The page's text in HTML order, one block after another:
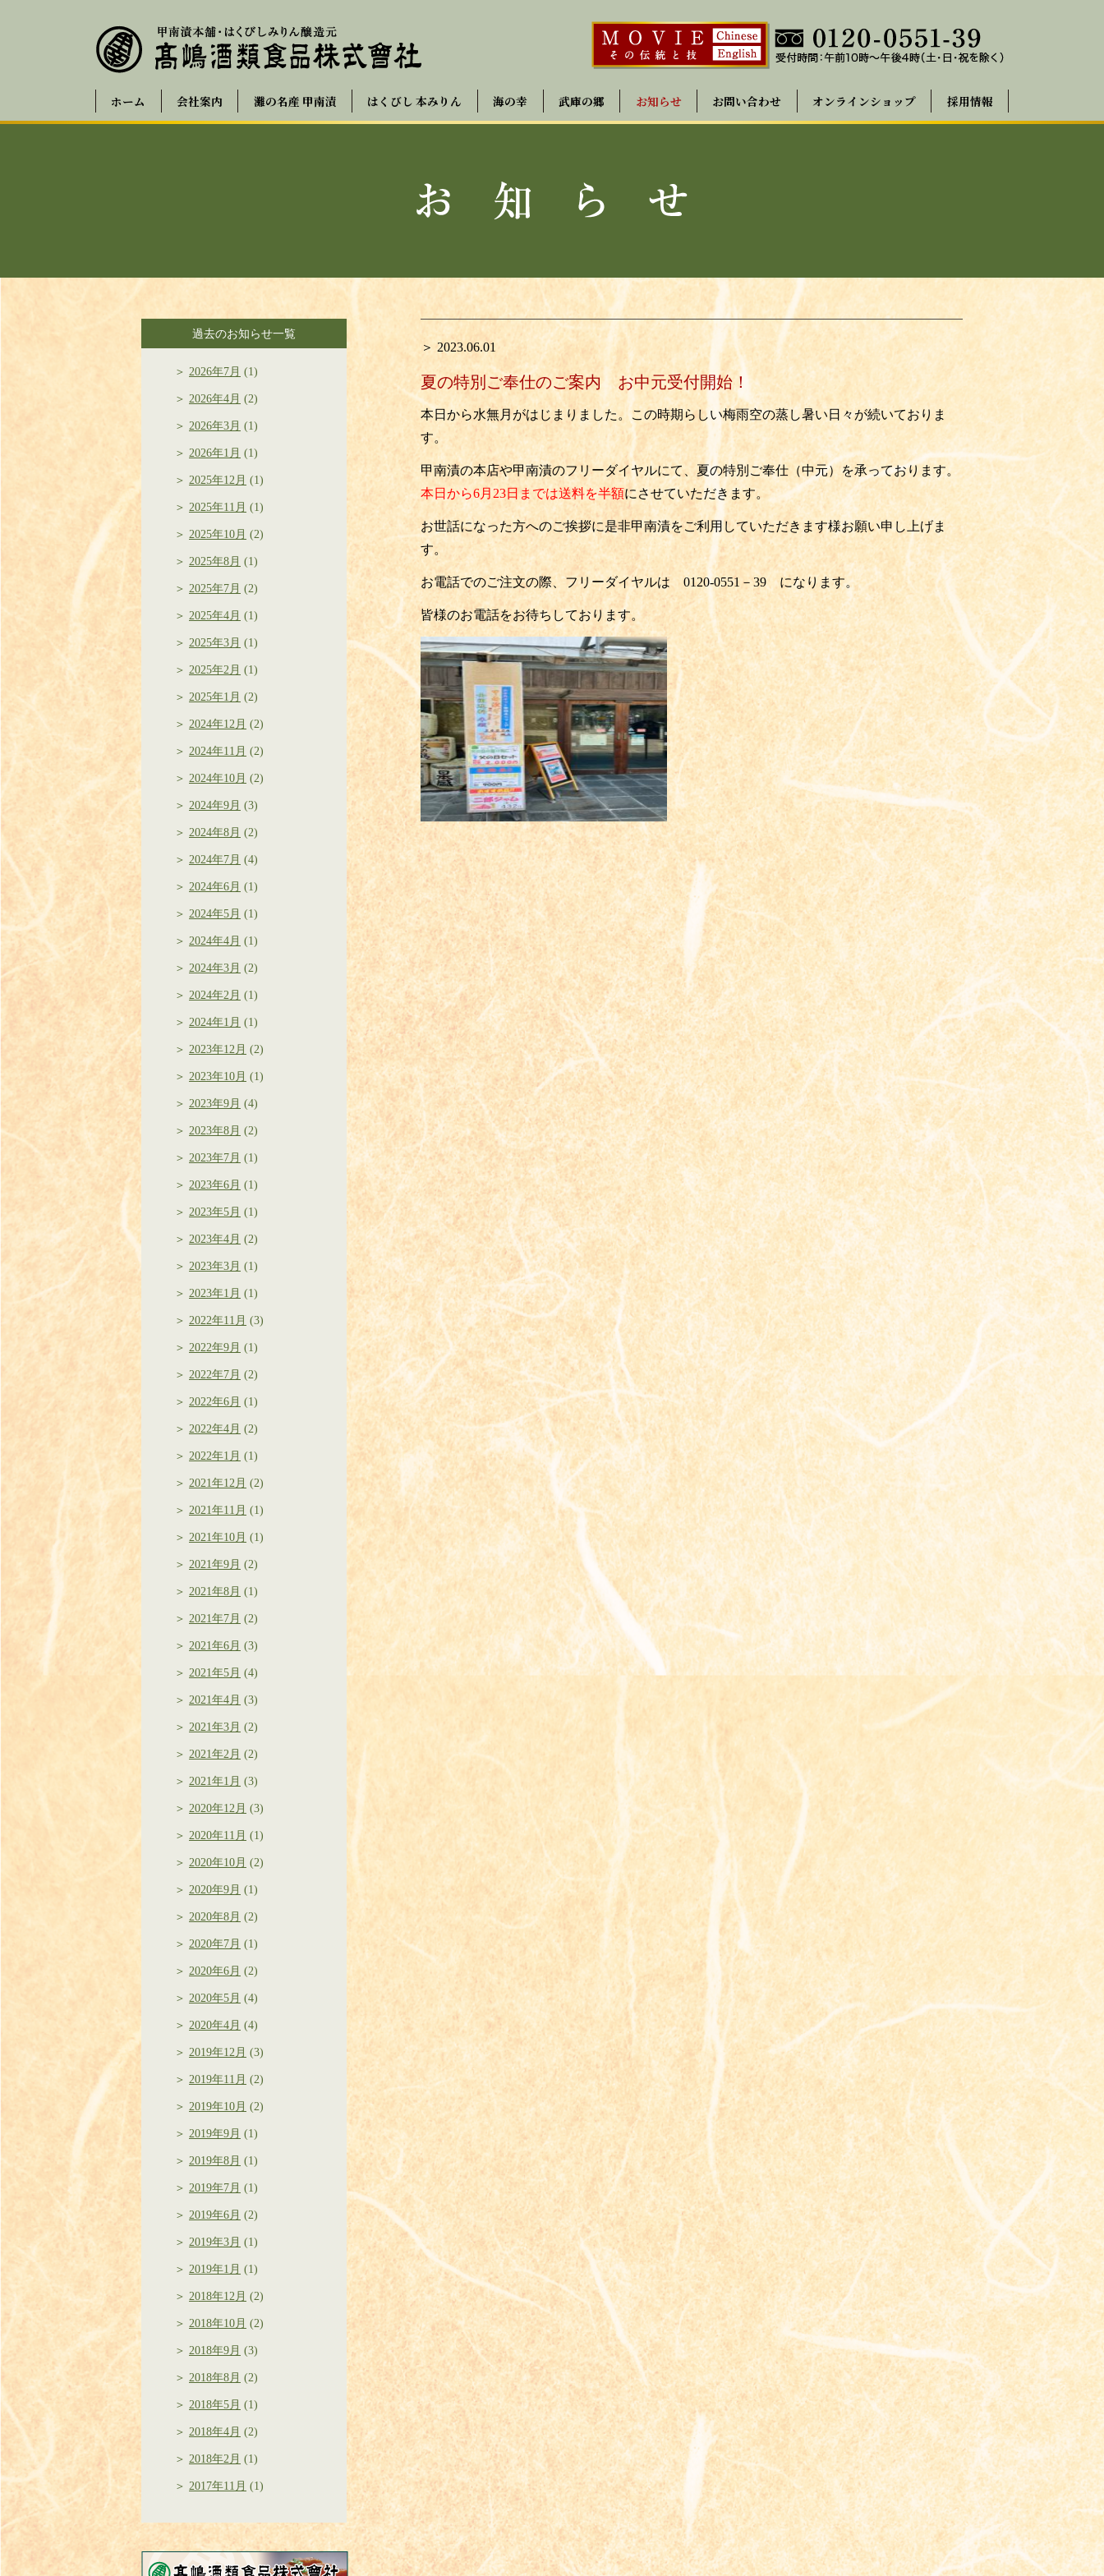
ホーム 会社案内 灘の名産 甲南漬 はくびし 本みりん 海の幸 武庫の郷 お知らせ お問い合わせ オンラインショップ 採用情報
＞ 2023.06.01
夏の特別ご奉仕のご案内 お中元受付開始！
本日から水無月がはじまりました。この時期らしい梅雨空の蒸し暑い日々が続いておりま
す。
甲南漬の本店や甲南漬のフリーダイヤルにて、夏の特別ご奉仕（中元）を承っております。
本日から6月23日までは送料を半額にさせていただきます。
お世話になった方へのご挨拶に是非甲南漬をご利用していただきます様お願い申し上げま
す。
お電話でのご注文の際、フリーダイヤルは 0120‐0551－39 になります。
皆様のお電話をお待ちしております。
過去のお知らせ一覧
2026年7月 (1)
2026年4月 (2)
2026年3月 (1)
2026年1月 (1)
2025年12月 (1)
2025年11月 (1)
2025年10月 (2)
2025年8月 (1)
2025年7月 (2)
2025年4月 (1)
2025年3月 (1)
2025年2月 (1)
2025年1月 (2)
2024年12月 (2)
2024年11月 (2)
2024年10月 (2)
2024年9月 (3)
2024年8月 (2)
2024年7月 (4)
2024年6月 (1)
2024年5月 (1)
2024年4月 (1)
2024年3月 (2)
2024年2月 (1)
2024年1月 (1)
2023年12月 (2)
2023年10月 (1)
2023年9月 (4)
2023年8月 (2)
2023年7月 (1)
2023年6月 (1)
2023年5月 (1)
2023年4月 (2)
2023年3月 (1)
2023年1月 (1)
2022年11月 (3)
2022年9月 (1)
2022年7月 (2)
2022年6月 (1)
2022年4月 (2)
2022年1月 (1)
2021年12月 (2)
2021年11月 (1)
2021年10月 (1)
2021年9月 (2)
2021年8月 (1)
2021年7月 (2)
2021年6月 (3)
2021年5月 (4)
2021年4月 (3)
2021年3月 (2)
2021年2月 (2)
2021年1月 (3)
2020年12月 (3)
2020年11月 (1)
2020年10月 (2)
2020年9月 (1)
2020年8月 (2)
2020年7月 (1)
2020年6月 (2)
2020年5月 (4)
2020年4月 (4)
2019年12月 (3)
2019年11月 (2)
2019年10月 (2)
2019年9月 (1)
2019年8月 (1)
2019年7月 (1)
2019年6月 (2)
2019年3月 (1)
2019年1月 (1)
2018年12月 (2)
2018年10月 (2)
2018年9月 (3)
2018年8月 (2)
2018年5月 (1)
2018年4月 (2)
2018年2月 (1)
2017年11月 (1)